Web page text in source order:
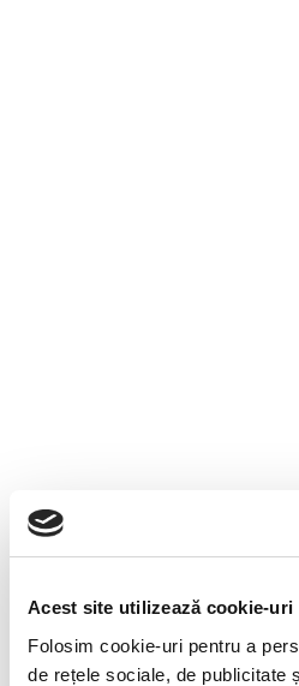
Acest site utilizează cookie-uri
Folosim cookie-uri pentru a
de rețele sociale, de publicitate